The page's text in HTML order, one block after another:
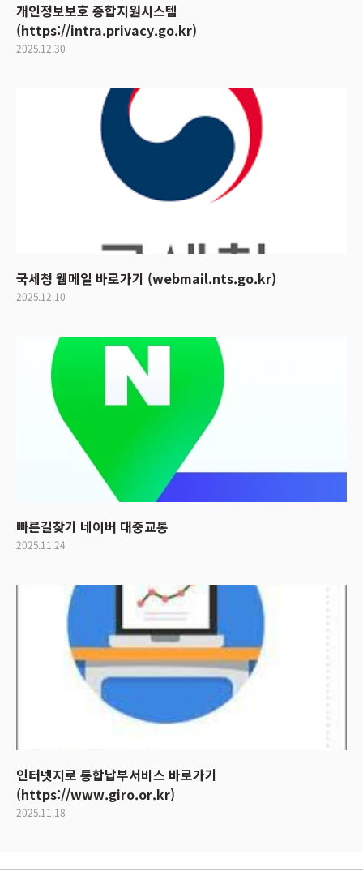
개인정보보호 종합지원시스템
(https://intra.privacy.go.kr)
2025.12.30
국세청 웹메일 바로가기 (webmail.nts.go.kr)
2025.12.10
빠른길찾기 네이버 대중교통
2025.11.24
인터넷지로 통합납부서비스 바로가기
(https://www.giro.or.kr)
2025.11.18